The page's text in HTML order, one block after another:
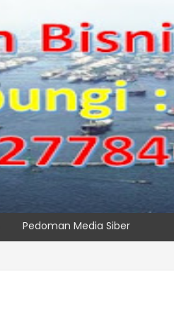
Pedoman Media Siber